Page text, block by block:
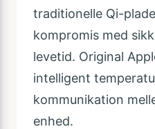
traditionelle Qi-
kompromis med
levetid. Original
intelligent
kommunikation
enhed.